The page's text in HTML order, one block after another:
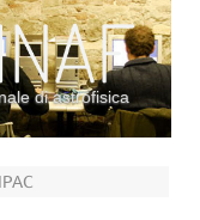
di astrofisica